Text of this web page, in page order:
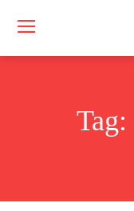
Tag: